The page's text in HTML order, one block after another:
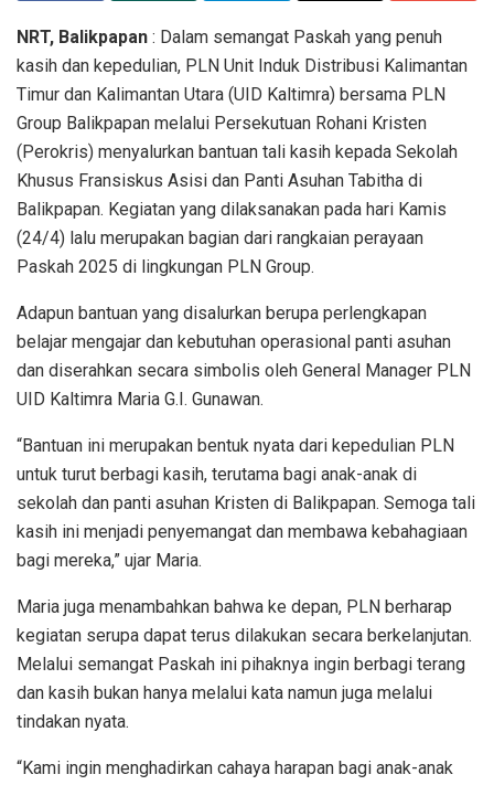
NRT, Balikpapan : Dalam semangat Paskah yang penuh
kasih dan kepedulian, PLN Unit Induk Distribusi Kalimantan
Timur dan Kalimantan Utara (UID Kaltimra) bersama PLN
Group Balikpapan melalui Persekutuan Rohani Kristen
(Perokris) menyalurkan bantuan tali kasih kepada Sekolah
Khusus Fransiskus Asisi dan Panti Asuhan Tabitha di
Balikpapan. Kegiatan yang dilaksanakan pada hari Kamis
(24/4) lalu merupakan bagian dari rangkaian perayaan
Paskah 2025 di lingkungan PLN Group.
Adapun bantuan yang disalurkan berupa perlengkapan
belajar mengajar dan kebutuhan operasional panti asuhan
dan diserahkan secara simbolis oleh General Manager PLN
UID Kaltimra Maria G.I. Gunawan.
“Bantuan ini merupakan bentuk nyata dari kepedulian PLN
untuk turut berbagi kasih, terutama bagi anak-anak di
sekolah dan panti asuhan Kristen di Balikpapan. Semoga tali
kasih ini menjadi penyemangat dan membawa kebahagiaan
bagi mereka,” ujar Maria.
Maria juga menambahkan bahwa ke depan, PLN berharap
kegiatan serupa dapat terus dilakukan secara berkelanjutan.
Melalui semangat Paskah ini pihaknya ingin berbagi terang
dan kasih bukan hanya melalui kata namun juga melalui
tindakan nyata.
“Kami ingin menghadirkan cahaya harapan bagi anak-anak